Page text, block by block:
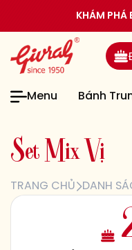
KHÁM PHÁ
Menu Bánh
Set M ix Vị
TRANG CHỦ DANH